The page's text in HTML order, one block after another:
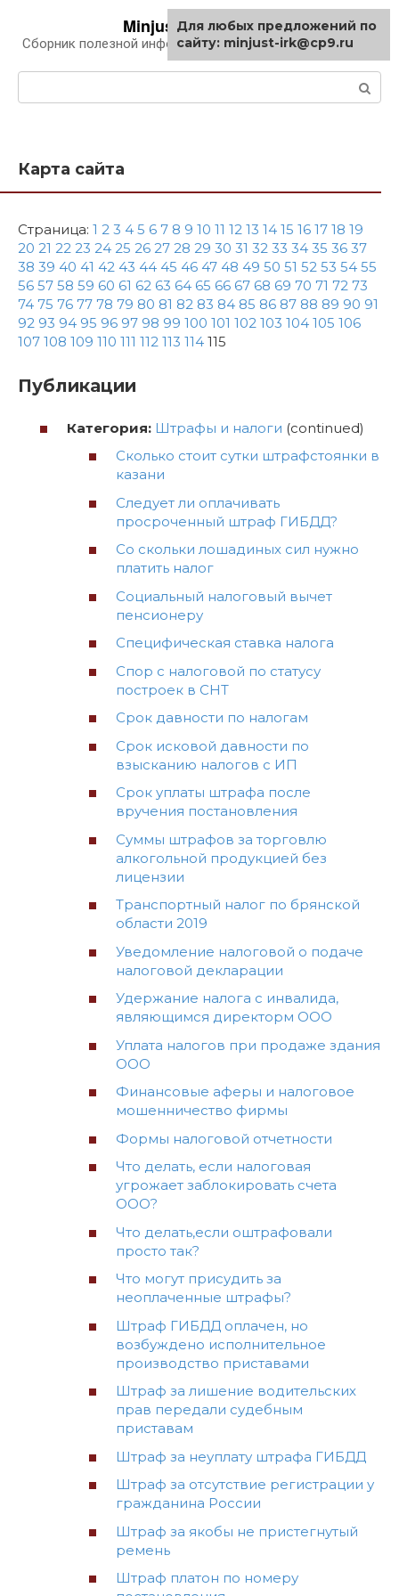
контенту
Minjust-irk.ru
Сборник полезной информации про автомобили
Карта сайта
Страница: 1 2 3 4 5 6 7 8 9 10 11 12 13 14 15 16 17 18 19
20 21 22 23 24 25 26 27 28 29 30 31 32 33 34 35 36 37
38 39 40 41 42 43 44 45 46 47 48 49 50 51 52 53 54 55
56 57 58 59 60 61 62 63 64 65 66 67 68 69 70 71 72 73
74 75 76 77 78 79 80 81 82 83 84 85 86 87 88 89 90 91
92 93 94 95 96 97 98 99 100 101 102 103 104 105 106
107 108 109 110 111 112 113 114 115
Публикации
Категория: Штрафы и налоги (continued)
Сколько стоит сутки штрафстоянки в
казани
Следует ли оплачивать
просроченный штраф ГИБДД?
Со скольки лошадиных сил нужно
платить налог
Социальный налоговый вычет
пенсионеру
Специфическая ставка налога
Спор с налоговой по статусу
построек в СНТ
Срок давности по налогам
Срок исковой давности по
взысканию налогов с ИП
Срок уплаты штрафа после
вручения постановления
Суммы штрафов за торговлю
алкогольной продукцией без
лицензии
Транспортный налог по брянской
области 2019
Уведомление налоговой о подаче
налоговой декларации
Удержание налога с инвалида,
являющимся директорм ООО
Уплата налогов при продаже здания
ООО
Финансовые аферы и налоговое
мошенничество фирмы
Формы налоговой отчетности
Что делать, если налоговая
угрожает заблокировать счета
ООО?
Что делать,если оштрафовали
просто так?
Что могут присудить за
неоплаченные штрафы?
Штраф ГИБДД оплачен, но
возбуждено исполнительное
производство приставами
Штраф за лишение водительских
прав передали судебным
приставам
Штраф за неуплату штрафа ГИБДД
Штраф за отсутствие регистрации у
гражданина России
Штраф за якобы не пристегнутый
ремень
Штраф платон по номеру
Для любых предложений по
сайту: minjust-irk@cp9.ru